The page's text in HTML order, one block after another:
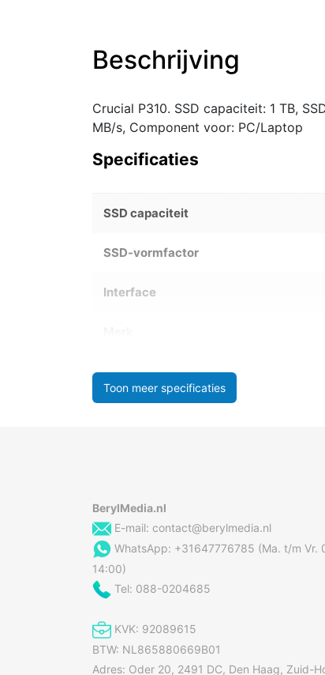
Beschrijving
Crucial P310. SSD capaciteit: 1 TB,
MB/s, Component voor: PC/Laptop
Specificaties
SSD capaciteit
SSD-vormfactor
Interface
Toon meer specificaties
BerylMedia.nl
E-mail: contact@berylmedia.nl
WhatsApp: +31647776785 (Ma. t/m Vr.
14:00)
Tel: 088-0204685
KVK: 92089615
BTW: NL865880669B01
Adres: Oder 20, 2491 DC, Den Haag, Zuid-